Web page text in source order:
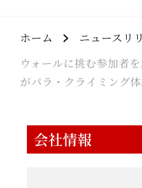
ホーム
ニュースリ
ウォールに挑む参加者
がパラ・クライミング
会社情報